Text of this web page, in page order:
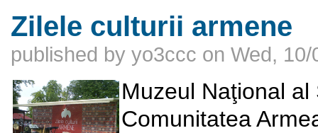
Zilele culturii armene
published by yo3ccc on Wed,
Muzeul Naţional al
Comunitatea